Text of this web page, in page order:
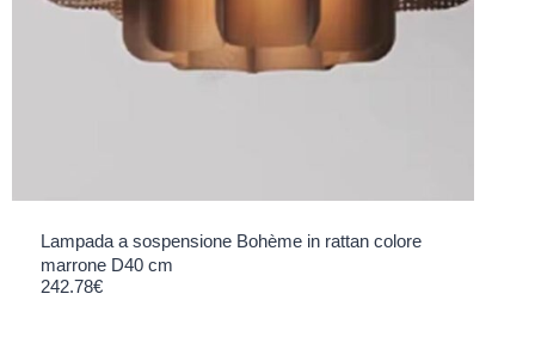
Lampada a sospensione Bohème in rattan colore
marrone D40 cm
242.78€